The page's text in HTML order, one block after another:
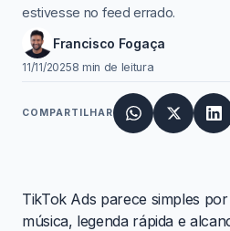
estivesse no feed errado.
Francisco Fogaça
11/11/20258 min de leitura
COMPARTILHAR
TikTok Ads parece simples
música, legenda rápida e